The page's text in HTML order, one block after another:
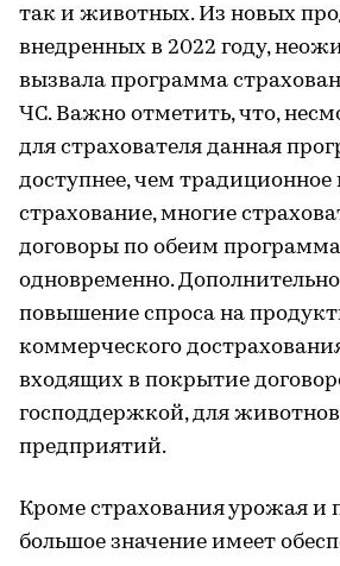
так и животных. Из новых
внедренных в 2022 году,
вызвала программа
ЧС. Важно отметить, что,
для страхователя данная
доступнее, чем традиционное
страхование, многие
договоры по обеим
одновременно.
повышение спроса на
коммерческого
входящих в покрытие
господдержкой, для
предприятий.
Кроме страхования урожая и
большое значение имеет